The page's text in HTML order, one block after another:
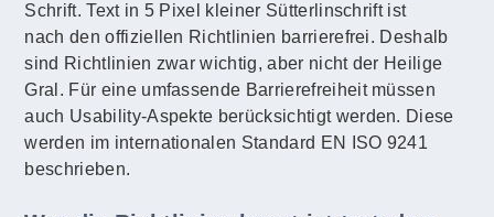
Schrift. Text in 5 Pixel kleiner Sütterlinschrift ist
nach den offiziellen Richtlinien barrierefrei. Deshalb
sind Richtlinien zwar wichtig, aber nicht der Heilige
Gral. Für eine umfassende Barrierefreiheit müssen
auch Usability-Aspekte berücksichtigt werden. Diese
werden im internationalen Standard EN ISO 9241
beschrieben.